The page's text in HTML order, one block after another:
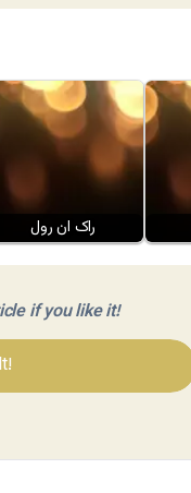
راک ان رول
if you like it!